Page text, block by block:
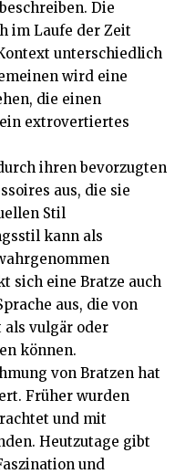
Die
im Laufe der Zeit
unterschiedlich
wird eine
die einen
extrovertiertes
ihren bevorzugten
aus, die sie
Stil
kann als
sich eine Bratze auch
aus, die von
als vulgär oder
können.
von Bratzen hat
Früher wurden
und mit
Heutzutage gibt
und